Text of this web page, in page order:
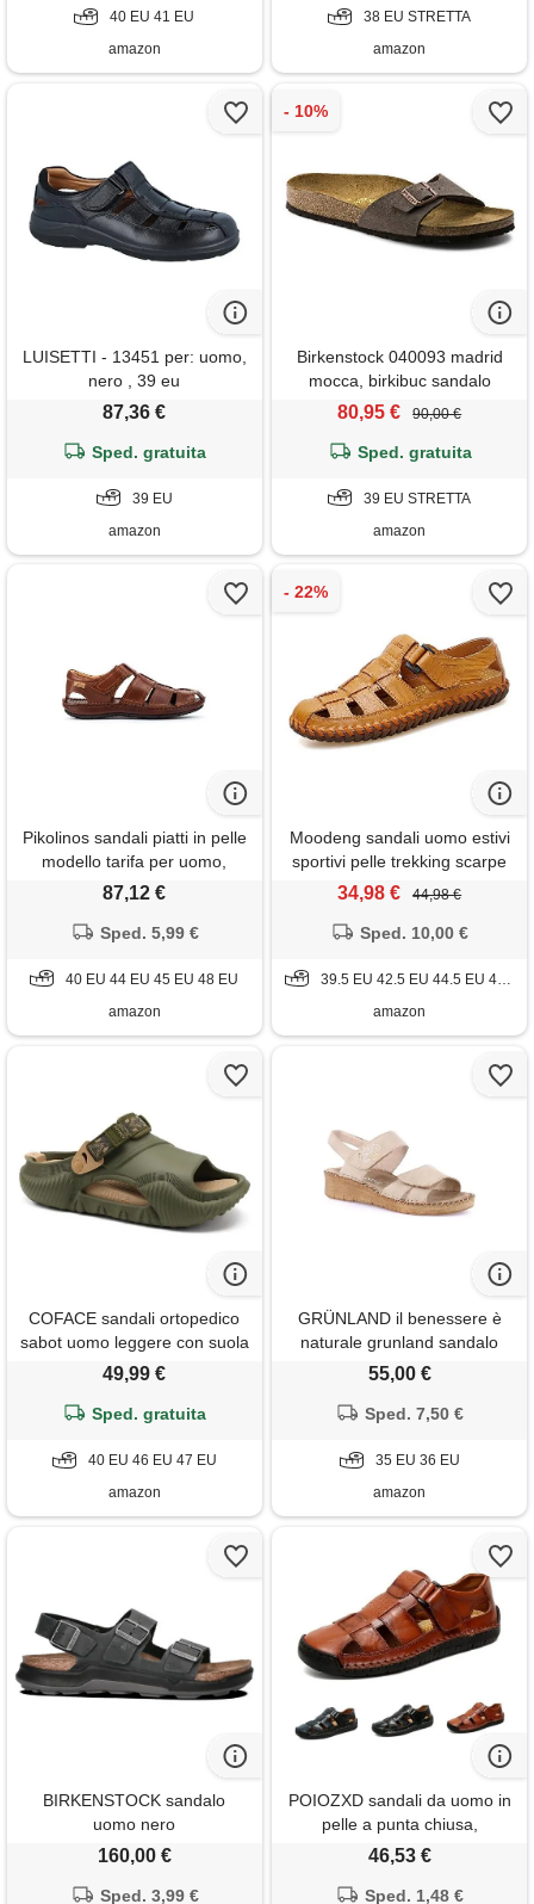
40 EU 41 EU
amazon
38 EU STRETTA
amazon
LUISETTI - 13451 per: uomo,
nero , 39 eu
87,36 €
Sped. gratuita
39 EU
amazon
Birkenstock 040093 madrid
mocca, birkibuc sandalo
uomo, mocca eu 39
80,95 € 90,00 €
Sped. gratuita
39 EU STRETTA
amazon
Pikolinos sandali piatti in pelle
modello tarifa per uomo,
cuero, 48 eu
87,12 €
Sped. 5,99 €
40 EU 44 EU 45 EU 48 EU
amazon
Moodeng sandali uomo estivi
sportivi pelle trekking scarpe
da spiaggia per all'aperto
34,98 € 44,98 €
Sped. 10,00 €
39.5 EU 42.5 EU 44.5 EU 45.5 EU
amazon
COFACE sandali ortopedico
sabot uomo leggere con suola
ammortizzata pantofole
sollievo fascite plantare
verde sabbia taglia 47
49,99 €
Sped. gratuita
40 EU 46 EU 47 EU
amazon
GRÜNLAND il benessere è
naturale grunland sandalo
comfort con applicazioni | palo
55,00 €
Sped. 7,50 €
35 EU 36 EU
amazon
BIRKENSTOCK sandalo
uomo nero
160,00 €
Sped. 3,99 €
POIOZXD sandali da uomo in
pelle a punta chiusa,
ortopedici, estivi, traspiranti,
scarpe da pesca in pelle per
46,53 €
Sped. 1,48 €